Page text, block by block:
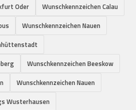
Oder
Wunschkennzeichen Calau
Wunschkennzeichen Nauen
Wunschkennzeichen Beeskow
Wunschkennzeichen Nauen
Wusterhausen